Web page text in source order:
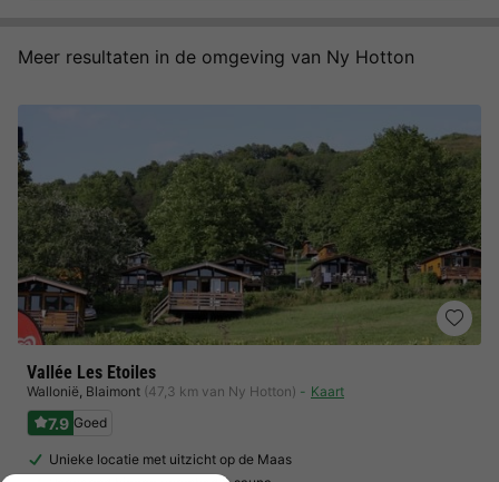
Meer resultaten in de omgeving van Ny Hotton
Vallée Les Etoiles
Wallonië, Blaimont (47,3 km van Ny Hotton) Kaart
7.9 Goed
Unieke locatie met uitzicht op de Maas